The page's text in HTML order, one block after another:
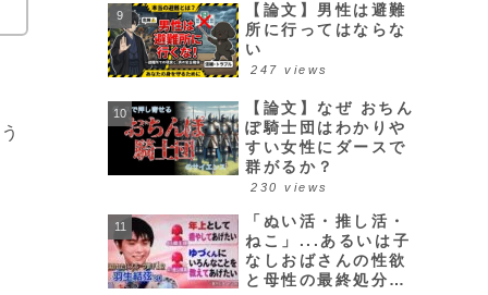
【論文】男性は避難
所に行ってはならな
い
247 views
【論文】なぜ おちん
ぽ騎士団はわかりや
すい女性にダースで
群がるか？
230 views
「ぬい活・推し活・
ねこ」...あるいは子
なしおばさんの性欲
と母性の最終処分場